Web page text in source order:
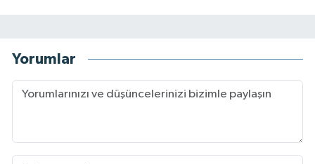
Yorumlar